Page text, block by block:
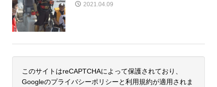
2021.04.09
このサイトはreCAPTCHAによって保護されており、
Googleのプライバシーポリシーと利用規約が適用されま